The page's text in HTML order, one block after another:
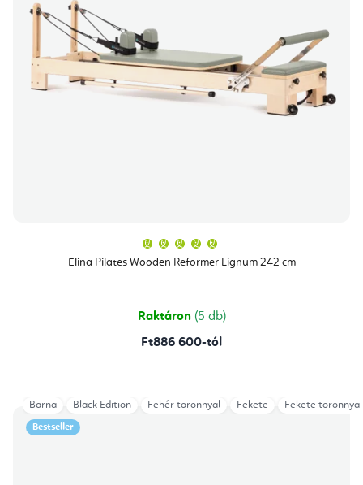
Elina Pilates Wooden Reformer Lignum 242 cm
átlagos
értékelése
csillag.
Raktáron (5 db)
Ft886 600-tól
Bestseller
Barna Black Edition Fehér toronnyal Fekete Fekete toronnyal